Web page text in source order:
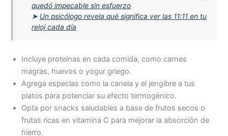
quedó impecable sin esfuerzo
➤ Un psicólogo revela qué significa ver las 11:11 en tu
reloj cada día
Incluye proteínas en cada comida, como carnes
magras, huevos o yogur griego.
Agrega especias como la canela y el jengibre a tus
platos para potenciar su efecto termogénico.
Opta por snacks saludables a base de frutos secos o
frutas ricas en vitamina C para mejorar la absorción de
hierro.